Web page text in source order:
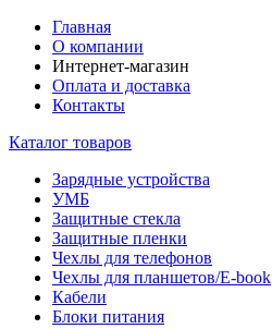
Главная
О компании
Интернет-магазин
Оплата и доставка
Контакты
Каталог товаров
Зарядные устройства
УМБ
Защитные стекла
Защитные пленки
Чехлы для телефонов
Чехлы для планшетов/E-book
Кабели
Блоки питания